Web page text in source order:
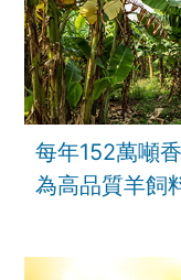
每年152萬噸
為高品質羊飼